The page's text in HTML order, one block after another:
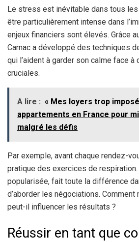
Le stress est inévitable dans tous
être particulièrement intense dans
enjeux financiers sont élevés. Grâce
Carnac a développé des techniques
qui l’aident à garder son calme face
cruciales.
A lire : « Mes loyers trop
appartements en France pour
malgré les défis
Par exemple, avant chaque rendez-
pratique des exercices de respiration.
popularisée, fait toute la différence
d’aborder les négociations.
peut-il influencer les résultats ?
Réussir en tant que